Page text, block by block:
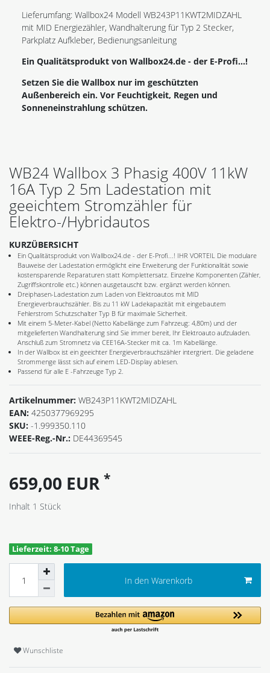
Lieferumfang: Wallbox24 Modell WB243P11KWT2MIDZAHL
mit MID Energiezähler, Wandhalterung für Typ 2 Stecker,
Parkplatz Aufkleber, Bedienungsanleitung
Ein Qualitätsprodukt von Wallbox24.de - der E-Profi...!
Setzen Sie die Wallbox nur im geschützten
Außenbereich ein. Vor Feuchtigkeit, Regen und
Sonneneinstrahlung schützen.
WB24 Wallbox 3 Phasig 400V 11kW
16A Typ 2 5m Ladestation mit
geeichtem Stromzähler für
Elektro-/Hybridautos
KURZÜBERSICHT
Ein Qualitätsprodukt von Wallbox24.de - der E-Profi...! IHR VORTEIL Die modulare
Bauweise der Ladestation ermöglicht eine Erweiterung der Funktionalität sowie
kostensparende Reparaturen statt Komplettersatz. Einzelne Komponenten (Zähler,
Zugriffskontrolle etc.) können ausgetauscht bzw. ergänzt werden können.
Dreiphasen-Ladestation zum Laden von Elektroautos mit MID
Energieverbrauchszähler. Bis zu 11 kW Ladekapazität mit eingebautem
Fehlerstrom Schutzschalter Typ B für maximale Sicherheit.
Mit einem 5-Meter-Kabel (Netto Kabellänge zum Fahrzeug: 4,80m) und der
mitgelieferten Wandhalterung sind Sie immer bereit, Ihr Elektroauto aufzuladen.
Anschluß zum Stromnetz via CEE16A-Stecker mit ca. 1m Kabellänge.
In der Wallbox ist ein geeichter Energieverbrauchszähler intergriert. Die geladene
Strommenge lässt sich auf einem LED-Display ablesen.
Passend für alle E -Fahrzeuge Typ 2.
Artikelnummer: WB243P11KWT2MIDZAHL
EAN: 4250377969295
SKU: -1.999350.110
WEEE-Reg.-Nr.: DE44369545
659,00 EUR *
Inhalt 1 Stück
Lieferzeit: 8-10 Tage
In den Warenkorb
Wunschliste